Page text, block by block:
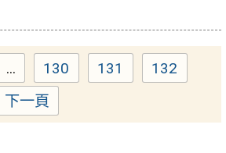
... Page
130 Page
131 Page
132
下一頁